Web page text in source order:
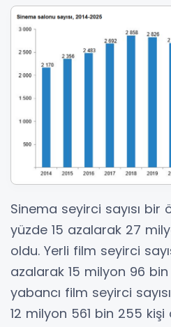
Sinema seyirci sayısı bir
yüzde 15 azalarak 27
oldu. Yerli film seyirci
azalarak 15 milyon 96
yabancı film seyirci
12 milyon 561 bin 255